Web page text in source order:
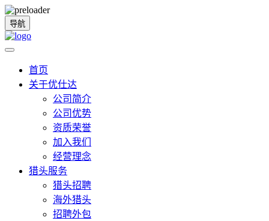
导航
首页
关于优仕达
公司简介
公司优势
资质荣誉
加入我们
经营理念
猎头服务
猎头招聘
海外猎头
招聘外包